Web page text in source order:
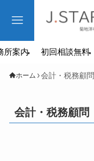
所案内 初回相談無料
ホーム 会計・税務顧問
会計・税務顧問